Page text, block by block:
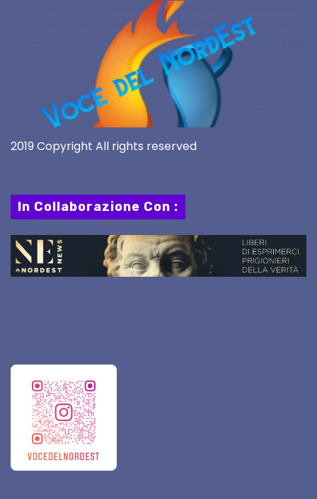
2019 Copyright All rights reserved
In Collaborazione Con :